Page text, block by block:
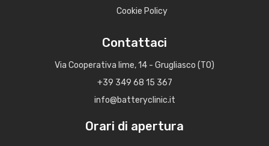
Cookie Policy
Contattaci
Via Cooperativa lime, 14 - Grugliasco (TO)
+39 349 68 15 367
info@batteryclinic.it
Orari di apertura